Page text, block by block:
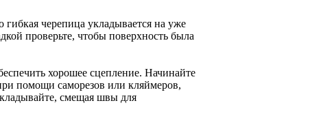
черепица укладывается на уже
проверьте, чтобы поверхность была
хорошее сцепление. Начинайте
помощи саморезов или кляймеров,
смещая швы для